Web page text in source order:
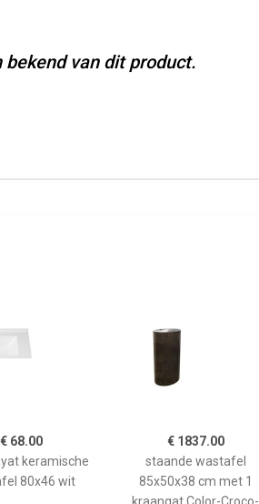
van dit product.
€ 68.00
keramische
80x46 wit
€ 1837.00
staande wastafel
85x50x38 cm met 1